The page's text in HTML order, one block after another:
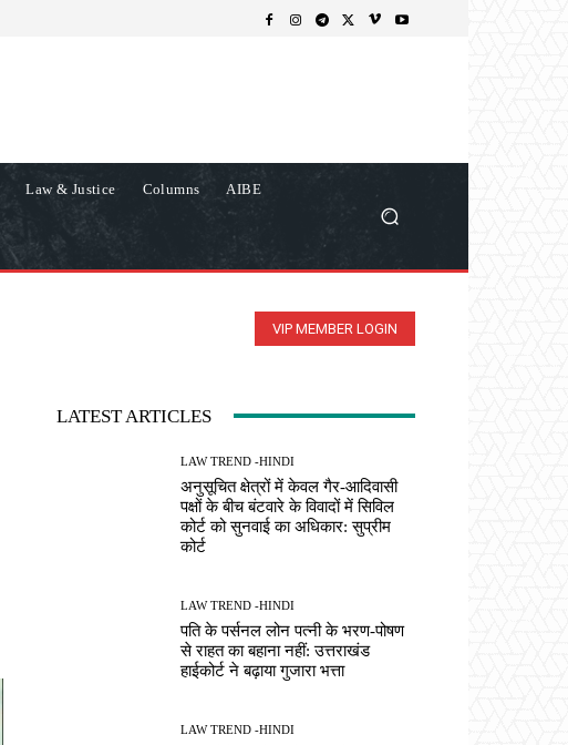
Law & Justice Columns AIBE
VIP MEMBER LOGIN
LATEST ARTICLES
LAW TREND -HINDI
अनुसूचित क्षेत्रों में केवल गैर-आदिवासी
पक्षों के बीच बंटवारे के विवादों में सिविल
कोर्ट को सुनवाई का अधिकार: सुप्रीम
कोर्ट
LAW TREND -HINDI
पति के पर्सनल लोन पत्नी के भरण-पोषण
से राहत का बहाना नहीं: उत्तराखंड
हाईकोर्ट ने बढ़ाया गुजारा भत्ता
LAW TREND -HINDI